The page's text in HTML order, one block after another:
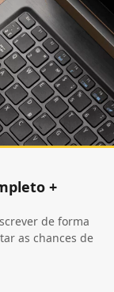
+
de forma
as chances de